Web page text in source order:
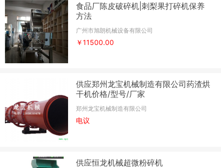
食品厂陈皮破碎机|刺梨果打碎机保养
方法
广州市旭朗机械设备有限公司
￥11500.00
供应郑州龙宝机械制造有限公司药渣烘
干机价格/型号/厂家
郑州龙宝机械制造有限公司
电议
供应恒龙机械超微粉碎机